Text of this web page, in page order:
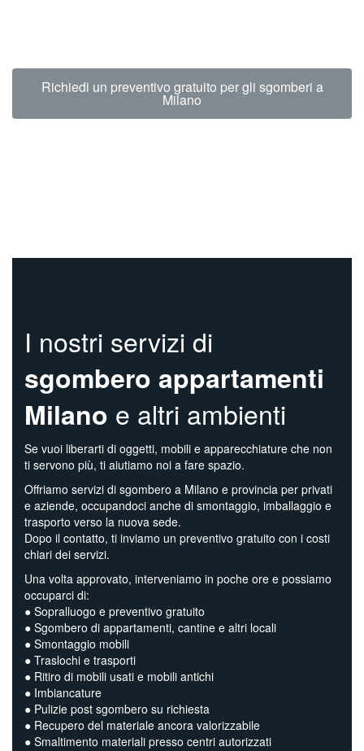
Richiedi un preventivo gratuito per gli sgomberi a
Milano
I nostri servizi di
sgombero appartamenti
Milano e altri ambienti
Se vuoi liberarti di oggetti, mobili e apparecchiature che non
ti servono più, ti aiutiamo noi a fare spazio.
Offriamo servizi di sgombero a Milano e provincia per privati
e aziende, occupandoci anche di smontaggio, imballaggio e
trasporto verso la nuova sede.
Dopo il contatto, ti inviamo un preventivo gratuito con i costi
chiari dei servizi.
Una volta approvato, interveniamo in poche ore e possiamo
occuparci di:
● Sopralluogo e preventivo gratuito
● Sgombero di appartamenti, cantine e altri locali
● Smontaggio mobili
● Traslochi e trasporti
● Ritiro di mobili usati e mobili antichi
● Imbiancature
● Pulizie post sgombero su richiesta
● Recupero del materiale ancora valorizzabile
● Smaltimento materiali presso centri autorizzati